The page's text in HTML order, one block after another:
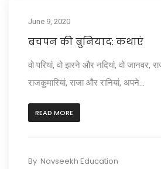
June 9, 2020
बचपन की बुनियाद: कथाएं
वो परियां, वो झरने और नदियां, वो जानवर,
राजकुमारियां, राजा और रानियां, अपने...
READ MORE
By Navseekh Education